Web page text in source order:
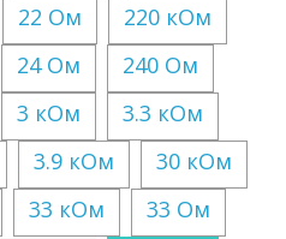
22 Ом
220 кОм
24 Ом
240 Ом
3 кОм
3.3 кОм
3.9 кОм
30 кОм
33 кОм
33 Ом